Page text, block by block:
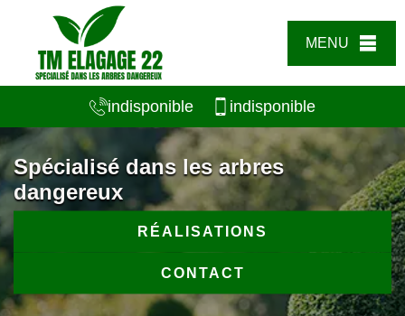
MENU
indisponible indisponible
Spécialisé dans les arbres
dangereux
RÉALISATIONS
CONTACT